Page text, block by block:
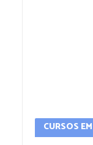
CURSOS